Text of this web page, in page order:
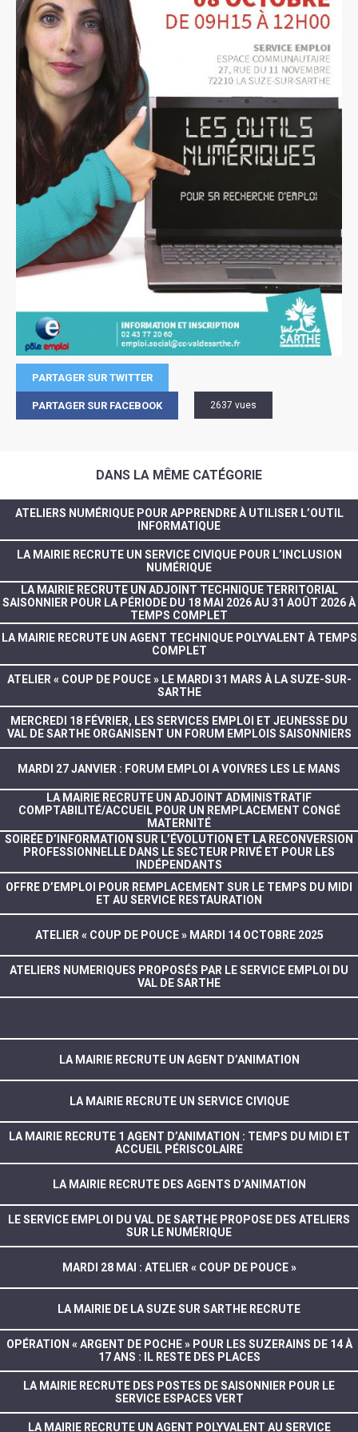
PARTAGER SUR TWITTER
PARTAGER SUR FACEBOOK 2637 vues
DANS LA MÊME CATÉGORIE
ATELIERS NUMÉRIQUE POUR APPRENDRE À UTILISER L’OUTIL
INFORMATIQUE
LA MAIRIE RECRUTE UN SERVICE CIVIQUE POUR L’INCLUSION
NUMÉRIQUE
LA MAIRIE RECRUTE UN ADJOINT TECHNIQUE TERRITORIAL
SAISONNIER POUR LA PÉRIODE DU 18 MAI 2026 AU 31 AOÛT 2026 À
TEMPS COMPLET
LA MAIRIE RECRUTE UN AGENT TECHNIQUE POLYVALENT À TEMPS
COMPLET
ATELIER « COUP DE POUCE » LE MARDI 31 MARS À LA SUZE-SUR-
SARTHE
MERCREDI 18 FÉVRIER, LES SERVICES EMPLOI ET JEUNESSE DU
VAL DE SARTHE ORGANISENT UN FORUM EMPLOIS SAISONNIERS
MARDI 27 JANVIER : FORUM EMPLOI A VOIVRES LES LE MANS
LA MAIRIE RECRUTE UN ADJOINT ADMINISTRATIF
COMPTABILITÉ/ACCUEIL POUR UN REMPLACEMENT CONGÉ
MATERNITÉ
SOIRÉE D’INFORMATION SUR L’ÉVOLUTION ET LA RECONVERSION
PROFESSIONNELLE DANS LE SECTEUR PRIVÉ ET POUR LES
INDÉPENDANTS
OFFRE D’EMPLOI POUR REMPLACEMENT SUR LE TEMPS DU MIDI
ET AU SERVICE RESTAURATION
ATELIER « COUP DE POUCE » MARDI 14 OCTOBRE 2025
ATELIERS NUMERIQUES PROPOSÉS PAR LE SERVICE EMPLOI DU
VAL DE SARTHE
LA MAIRIE RECRUTE UN AGENT D’ANIMATION
LA MAIRIE RECRUTE UN SERVICE CIVIQUE
LA MAIRIE RECRUTE 1 AGENT D’ANIMATION : TEMPS DU MIDI ET
ACCUEIL PÉRISCOLAIRE
LA MAIRIE RECRUTE DES AGENTS D’ANIMATION
LE SERVICE EMPLOI DU VAL DE SARTHE PROPOSE DES ATELIERS
SUR LE NUMÉRIQUE
MARDI 28 MAI : ATELIER « COUP DE POUCE »
LA MAIRIE DE LA SUZE SUR SARTHE RECRUTE
OPÉRATION « ARGENT DE POCHE » POUR LES SUZERAINS DE 14 À
17 ANS : IL RESTE DES PLACES
LA MAIRIE RECRUTE DES POSTES DE SAISONNIER POUR LE
SERVICE ESPACES VERT
LA MAIRIE RECRUTE UN AGENT POLYVALENT AU SERVICE